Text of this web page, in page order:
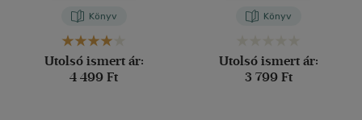
Könyv
Utolsó ismert ár:
4 499 Ft
Könyv
Utolsó ismert ár:
3 799 Ft